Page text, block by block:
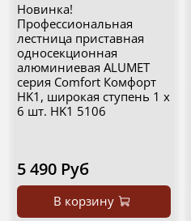
Новинка!
Профессиональная
лестница приставная
односекционная
алюминиевая ALUMET
серия Comfort Комфорт
HK1, широкая ступень 1 х
6 шт. HK1 5106
5 490 Руб
В корзину